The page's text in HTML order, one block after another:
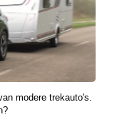
modere trekauto's.